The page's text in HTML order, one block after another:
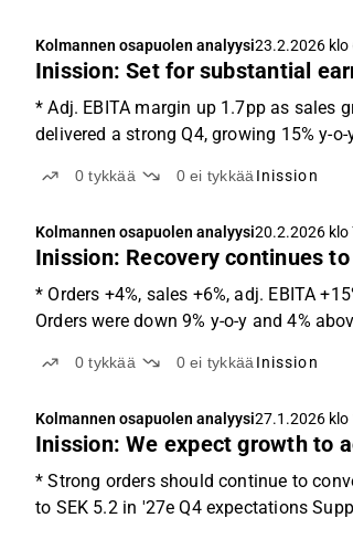
Kolmannen osapuolen analyysi23.2.2026 klo
Inission: Set for substantial
* Adj. EBITA margin up 1.7pp as sales
delivered a strong Q4, growing 15% y-
0tykkää 0ei tykkääInission
Kolmannen osapuolen analyysi20.2.2026 klo
Inission: Recovery continues
* Orders +4%, sales +6%, adj. EBITA
Orders were down 9% y-o-y and 4%
0tykkää 0ei tykkääInission
Kolmannen osapuolen analyysi27.1.2026 klo
Inission: We expect growth to
* Strong orders should continue to
to SEK 5.2 in '27e Q4 expectations